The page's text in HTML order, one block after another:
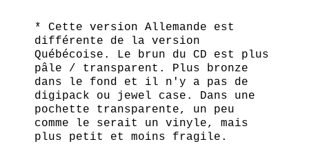
* Cette version Allemande est
différente de la version
Québécoise. Le brun du CD est plus
pâle / transparent. Plus bronze
dans le fond et il n'y a pas de
digipack ou jewel case. Dans une
pochette transparente, un peu
comme le serait un vinyle, mais
plus petit et moins fragile.